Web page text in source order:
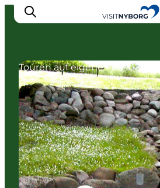
Erlebnisse in Nyborg
Outdoor
Veranstaltungen
Übernachtung
Reiseplanung
Buchen & kaufen
Touren auf eigene Faust